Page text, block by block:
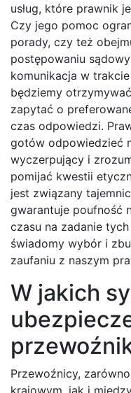
usług, które prawnik
Czy jego pomoc
porady, czy też
postępowaniu
komunikacja w
będziemy
zapytać o
czas odpowiedzi.
gotów odpowiedzieć
wyczerpujący i
pomijać kwestii
jest związany
gwarantuje poufność
czasu na zadanie
świadomy wybór i
zaufaniu z naszym
W jakich
Przewoźnicy,
krajowym, jak i